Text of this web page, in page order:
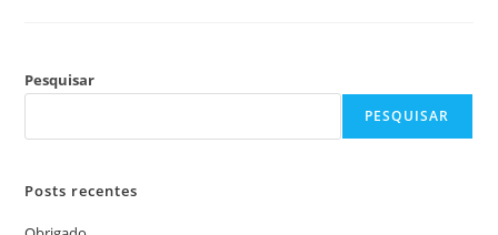
Pesquisar
PESQUISAR
Posts recentes